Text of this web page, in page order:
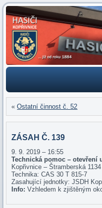
«Ostatní činnost č. 52
ZÁSAH Č. 139
9. 9. 2019 – 16:55
Technická pomoc – otevření
Kopřivnice – Štramberská 1134
Technika: CAS 30 T 815-7
Zasahující jednotky: JSDH
Info:Vzhledem k zjištěným